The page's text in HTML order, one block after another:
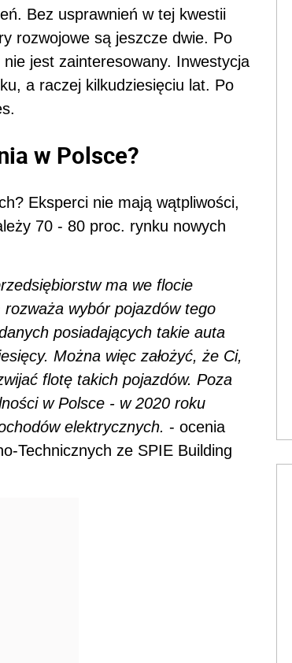
Bez usprawnień w tej kwestii
rozwojowe są jeszcze dwie. Po
jest zainteresowany. Inwestycja
a raczej kilkudziesięciu lat. Po
w Polsce?
Eksperci nie mają wątpliwości,
70 - 80 proc. rynku nowych
ma we flocie
wybór pojazdów tego
posiadających takie auta
Można więc założyć, że Ci,
flotę takich pojazdów. Poza
w Polsce - w 2020 roku
elektrycznych. - ocenia
Technicznych ze SPIE Building